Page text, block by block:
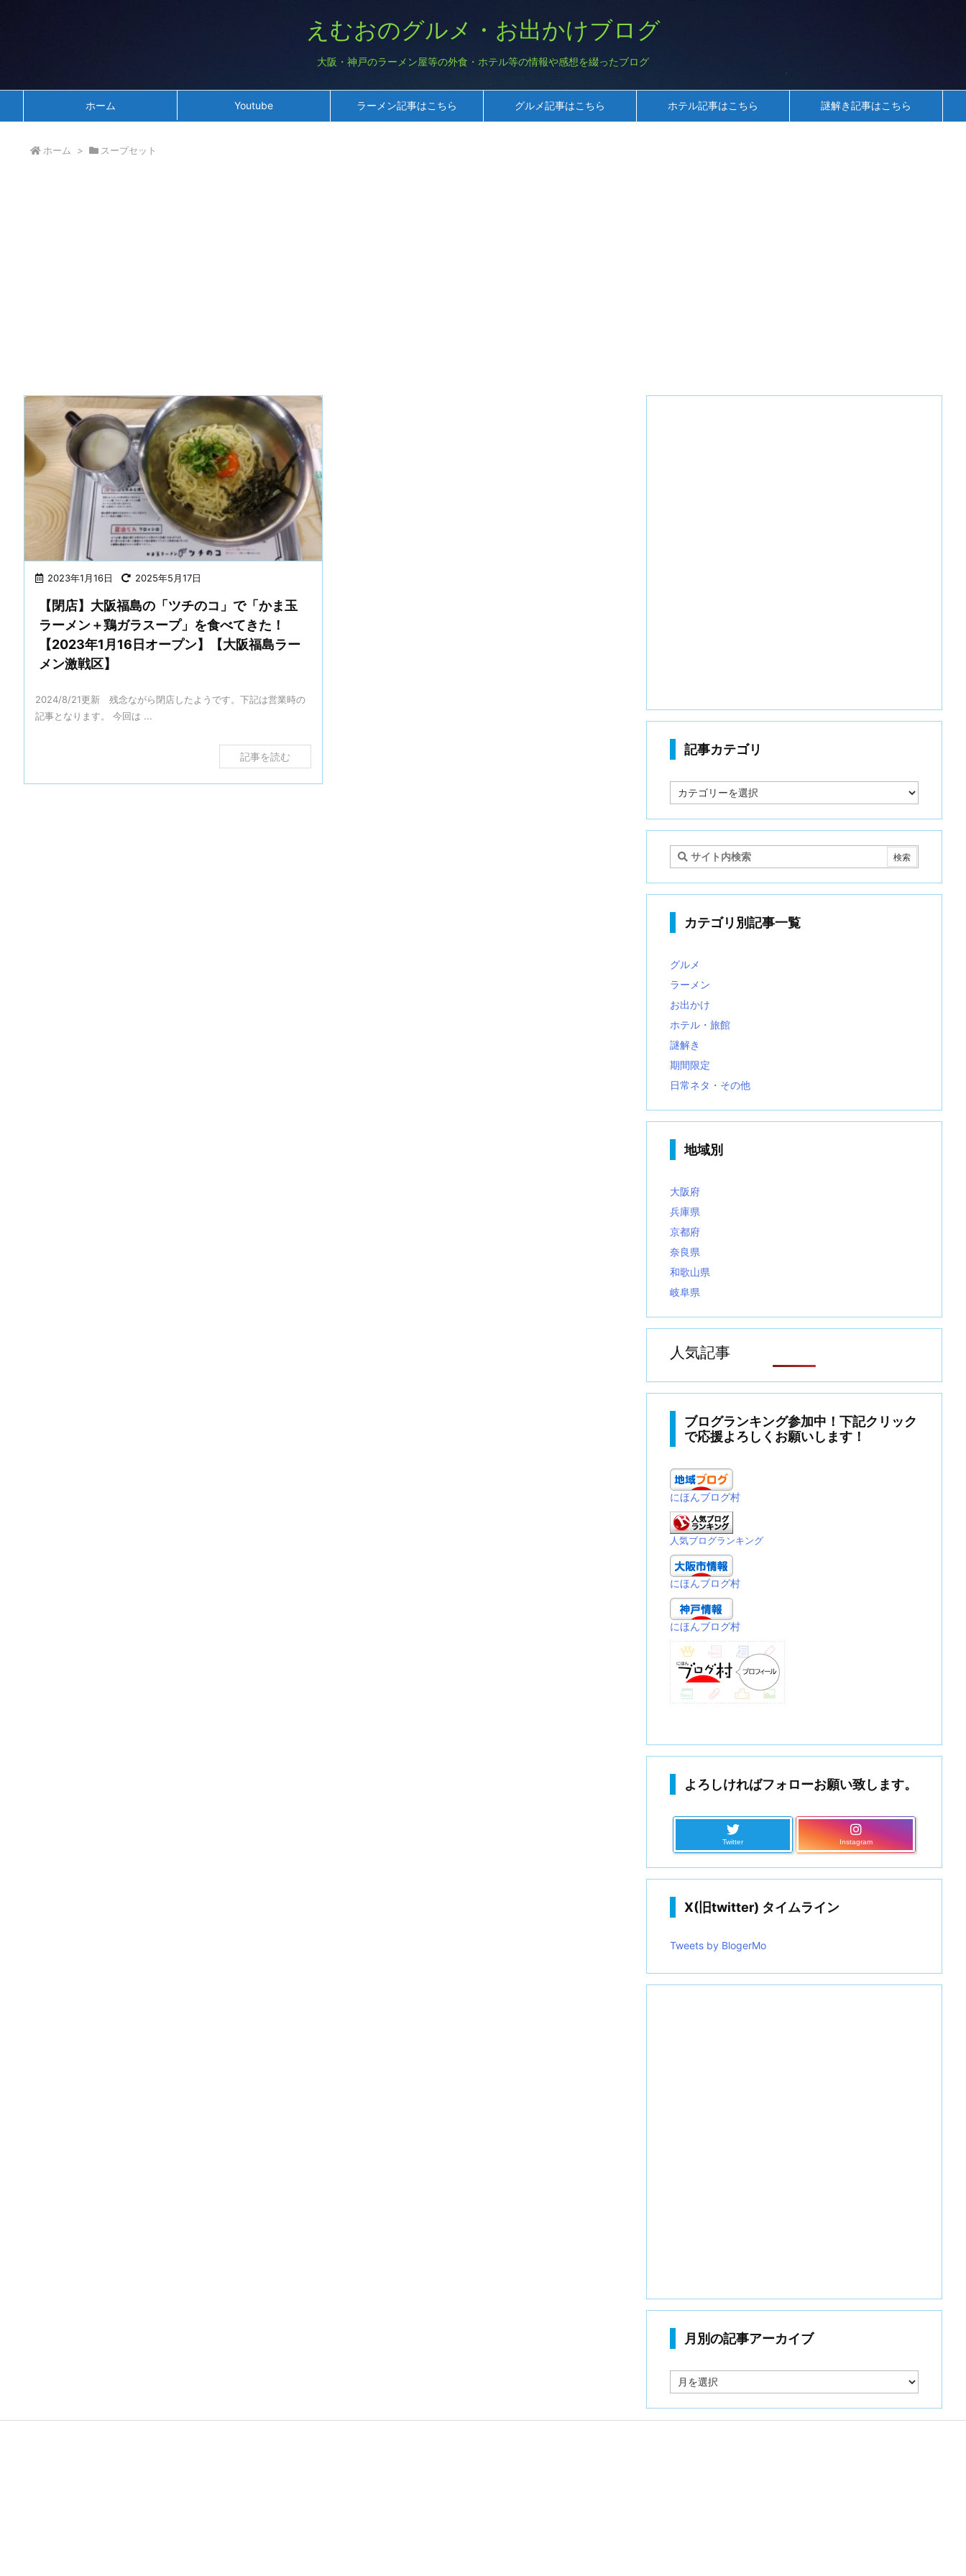
えむおのグルメ・お出かけブログ
大阪・神戸のラーメン屋等の外食・ホテル等の情報や感想を綴ったブログ
ホーム Youtube ラーメン記事はこちら グルメ記事はこちら ホテル記事はこちら 謎解き記事はこちら
ホーム > スープセット
2023年1月16日 2025年5月17日
【閉店】大阪福島の「ツチのコ」で「かま玉
ラーメン＋鶏ガラスープ」を食べてきた！
【2023年1月16日オープン】【大阪福島ラー
メン激戦区】
2024/8/21更新 残念ながら閉店したようです。下記は営業時の
記事となります。 今回は ...
記事を読む 記事カテゴリ
事
テ
リ
カテゴリ別記事一覧
グルメ
ラーメン
お出かけ
ホテル・旅館
謎解き
期間限定
日常ネタ・その他
地域別
大阪府
兵庫県
京都府
奈良県
和歌山県
岐阜県
人気記事
ブログランキング参加中！下記クリック
で応援よろしくお願いします！
にほんブログ村
人気ブログランキング
にほんブログ村
にほんブログ村
よろしければフォローお願い致します。
Twitter Instagram
X(旧twitter) タイムライン
Tweets by BlogerMo
月別の記事アーカイブ
別
記